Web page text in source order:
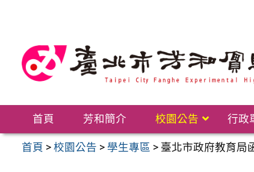
首頁 芳和簡介 校園公告 行政
首頁 >校園公告 > 學生專區 > 臺北市政府教育局